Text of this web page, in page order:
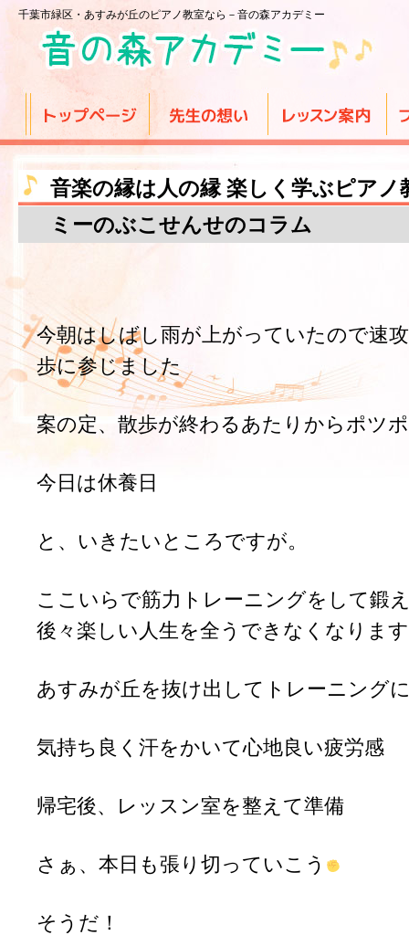
千葉市緑区・あすみが丘のピアノ教室なら－音の森アカデミー
音楽の縁は人の縁 楽しく学ぶピアノ
ミーのぶこせんせのコラム
今朝はしばし雨が上がっていたので速
歩に参じました
案の定、散歩が終わるあたりからポツ
今日は休養日
と、いきたいところですが。
ここいらで筋力トレーニングをして鍛
後々楽しい人生を全うできなくなりま
あすみが丘を抜け出してトレーニング
気持ち良く汗をかいて心地良い疲労感
帰宅後、レッスン室を整えて準備
さぁ、本日も張り切っていこう
そうだ！